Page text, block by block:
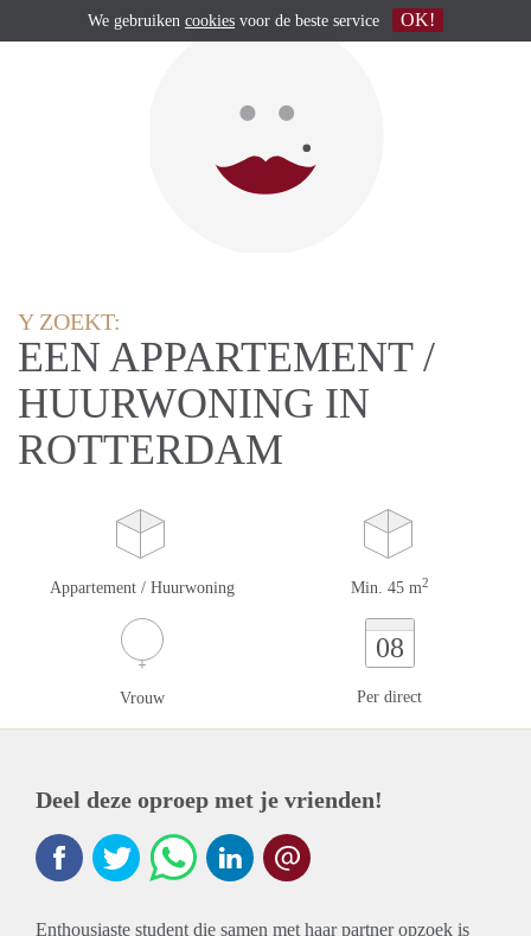
Y ZOEKT:
EEN APPARTEMENT /
HUURWONING IN
ROTTERDAM
Appartement / Huurwoning Min. 45 m2
Vrouw
08
Per direct
Deel deze oproep met je vrienden!
Enthousiaste student die samen met haar partner opzoek is
We gebruiken cookies voor de beste service OK!